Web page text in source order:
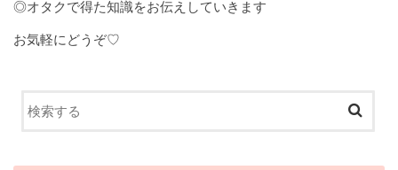
◎オタクで得た知識をお伝えしていきます
お気軽にどうぞ♡